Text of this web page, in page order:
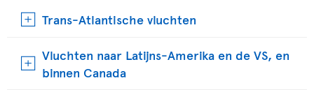
Trans-Atlantische vluchten
Vluchten naar Latijns-Amerika en de VS, en
binnen Canada